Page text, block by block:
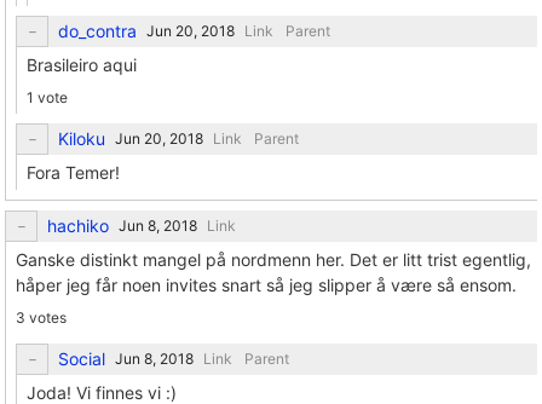
do_contra Link Parent
Brasileiro aqui
1 vote
Kiloku Link Parent
Fora Temer!
hachiko Link
Ganske distinkt mangel på nordmenn her. Det er litt trist egentlig,
håper jeg får noen invites snart så jeg slipper å være så ensom.
3 votes
Social Link Parent
Joda! Vi finnes vi :)